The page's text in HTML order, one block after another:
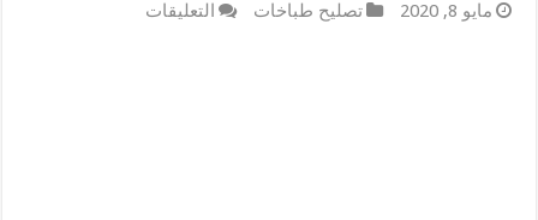
مايو 8, 2020 تصليح طباخات التعليقات